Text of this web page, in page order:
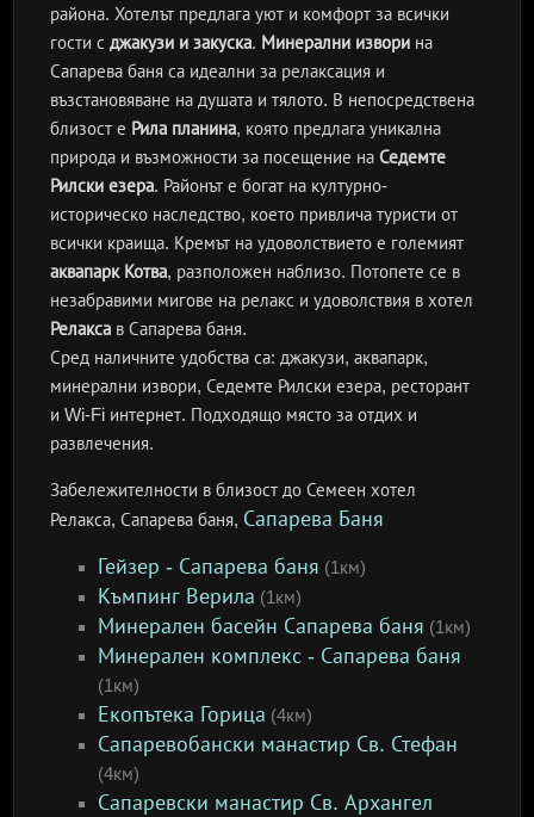
района. Хотелът предлага уют и комфорт за всички
гости сджакузи и закуска. Минерални извори на
Сапарева баня са идеални за релаксация и
възстановяване на душата и тялото. В непосредствена
близост е Рила планина, която предлага уникална
природа и възможности за посещение наСедемте
Рилски езера. Районът е богат на културно-
историческо наследство, което привлича туристи от
всички краища. Кремът на удоволствието е големият
аквапарк Котва, разположен наблизо. Потопете се в
незабравими мигове на релакс и удоволствия в хотел
Релакса в Сапарева баня.
Сред наличните удобства са: джакузи, аквапарк,
минерални извори, Седемте Рилски езера, ресторант
и Wi-Fi интернет. Подходящо място за отдих и
развлечения.
Забележителности в близост до Семеен хотел
Релакса, Сапарева баня, Сапарева Баня
Гейзер - Сапарева баня (1км)
Къмпинг Верила (1км)
Минерален басейн Сапарева баня (1км)
Минерален комплекс - Сапарева баня
(1км)
Екопътека Горица (4км)
Сапаревобански манастир Св. Стефан
(4км)
Сапаревски манастир Св. Архангел